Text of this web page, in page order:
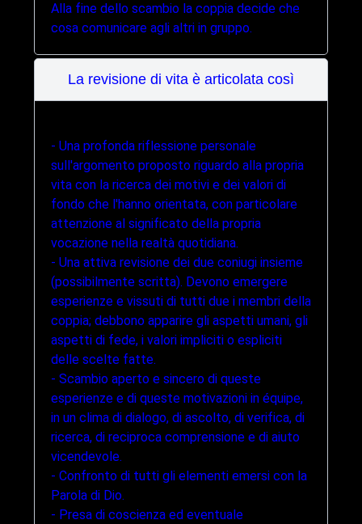
Alla fine dello scambio la coppia decide che
cosa comunicare agli altri in gruppo.
La revisione di vita è articolata così
- Una profonda riflessione personale
sull'argomento proposto riguardo alla propria
vita con la ricerca dei motivi e dei valori di
fondo che l'hanno orientata, con particolare
attenzione al significato della propria
vocazione nella realtà quotidiana.
- Una attiva revisione dei due coniugi insieme
(possibilmente scritta). Devono emergere
esperienze e vissuti di tutti due i membri della
coppia; debbono apparire gli aspetti umani, gli
aspetti di fede, i valori impliciti o espliciti
delle scelte fatte.
- Scambio aperto e sincero di queste
esperienze e di queste motivazioni in équipe,
in un clima di dialogo, di ascolto, di verifica, di
ricerca, di reciproca comprensione e di aiuto
vicendevole.
- Confronto di tutti gli elementi emersi con la
Parola di Dio.
- Presa di coscienza ed eventuale